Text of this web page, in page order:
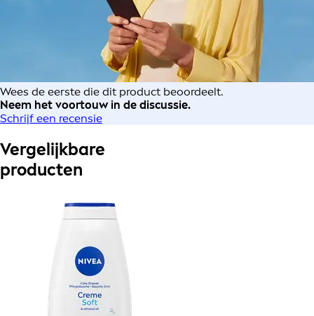
Wees de eerste die dit product beoordeelt.
Neem het voortouw in de discussie.
Schrijf een recensie
Vergelijkbare
producten